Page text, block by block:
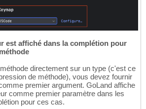
est affiché dans la complétion pour
directement sur un type (c'est ce
de méthode), vous devez fournir
premier argument. GoLand affiche
comme premier paramètre dans les
pour ces cas.